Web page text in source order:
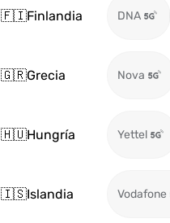
🇫🇮Finlandia DNA
🇬🇷Grecia Nova
🇭🇺Hungría Yettel
🇮🇸Islandia Vodafone